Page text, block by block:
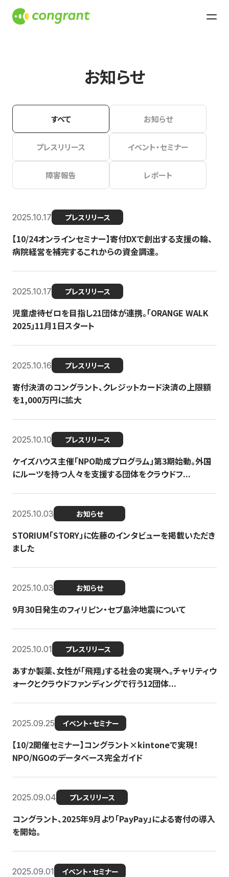
お知らせ
すべて お知らせ
プレスリリース イベント・セミナー
障害報告 レポート
2025.10.17 プレスリリース
【10/24オンラインセミナー】寄付DXで創出する支援の輪、
病院経営を補完するこれからの資金調達。
2025.10.17 プレスリリース
児童虐待ゼロを目指し21団体が連携。「ORANGE WALK
2025」11月1日スタート
2025.10.16 プレスリリース
寄付決済のコングラント、クレジットカード決済の上限額
を1,000万円に拡大
2025.10.10 プレスリリース
ケイズハウス主催「NPO助成プログラム」第3期始動。外国
にルーツを持つ人々を支援する団体をクラウドフ...
2025.10.03 お知らせ
STORIUM「STORY」に佐藤のインタビューを掲載いただき
ました
2025.10.03 お知らせ
9月30日発生のフィリピン・セブ島沖地震について
2025.10.01 プレスリリース
あすか製薬、女性が「飛翔」する社会の実現へ。チャリティウ
ォークとクラウドファンディングで行う12団体...
2025.09.25 イベント・セミナー
【10/2開催セミナー】コングラント×kintoneで実現！
NPO/NGOのデータベース完全ガイド
2025.09.04 プレスリリース
コングラント、2025年9月より「PayPay」による寄付の導入
を開始。
2025.09.01 イベント・セミナー